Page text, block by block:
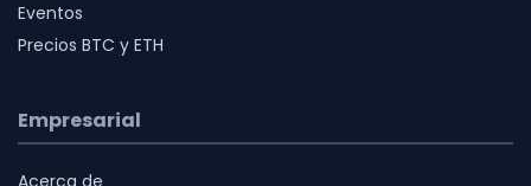
Eventos
Precios BTC y ETH
Empresarial